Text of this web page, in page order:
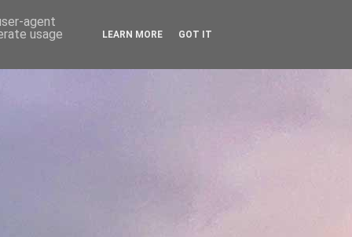
agent
usage
LEARN MORE GOT IT